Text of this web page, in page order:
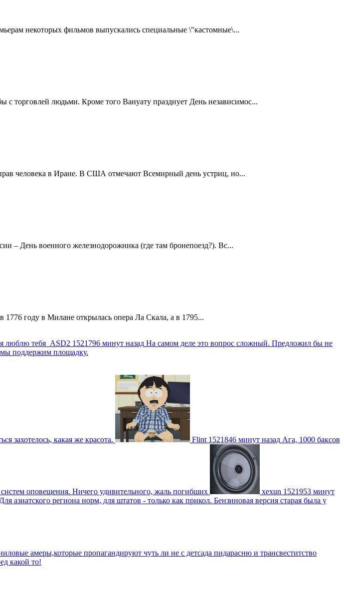
некоторых фильмов выпускались специальные \"кастомные\...
торговлей людьми. Кроме того Вануату празднует День независимос...
человека в Иране. В США отмечают Всемирный день устриц, но...
– День военного железнодорожника (где там бронепоезд?). Вс...
году в Милане открылась опера Ла Скала, а в 1795...
люблю тебя ASD2 1521796 минут назад На самом деле это вопрос сложный. Предложил бы не
мы поддержим площадку.
захотелось, какая же красота. Flint 1521846 минут назад Ага, 1000 баксов
оповещения. Ничего удивительного, жаль погибших xexun 1521953 минут
региона норм, для штатов - только как прикол. Бензиновая версия старая была у
амеры,которые пропагандируют чуть ли не с детсада пидарасню и трансвеститство
какой то!